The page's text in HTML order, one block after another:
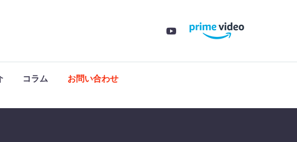
コラム お問い合わせ